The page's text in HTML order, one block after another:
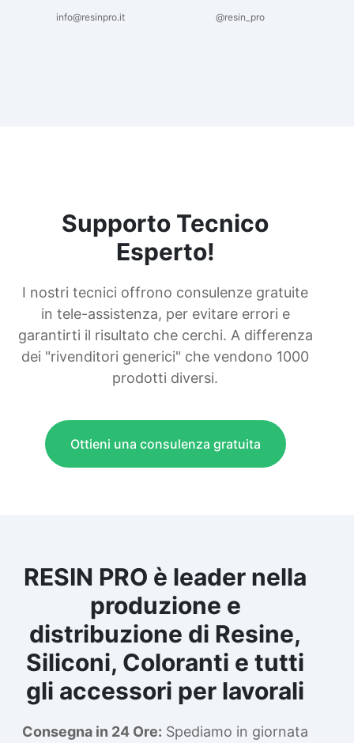
info@resinpro.it @resin_pro
Supporto Tecnico
Esperto!
I nostri tecnici offrono consulenze gratuite
in tele-assistenza, per evitare errori e
garantirti il risultato che cerchi. A differenza
dei "rivenditori generici" che vendono 1000
prodotti diversi.
Ottieni una consulenza gratuita
RESIN PRO è leader nella
produzione e
distribuzione di Resine,
Siliconi, Coloranti e tutti
gli accessori per lavorali
Consegna in 24 Ore: Spediamo in giornata